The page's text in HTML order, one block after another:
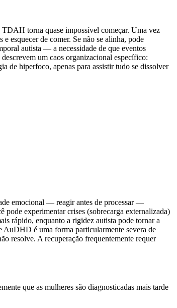
TDAH torna quase impossível começar. Uma vez
esquecer de comer. Se não se alinha, pode
autista — a necessidade de que eventos
um caos organizacional específico:
de hiperfoco, apenas para assistir tudo se dissolver
emocional — reagir antes de processar —
experimentar crises (sobrecarga externalizada)
rápido, enquanto a rigidez autista pode tornar a
AuDHD é uma forma particularmente severa de
resolve. A recuperação frequentemente requer
que as mulheres são diagnosticadas mais tarde